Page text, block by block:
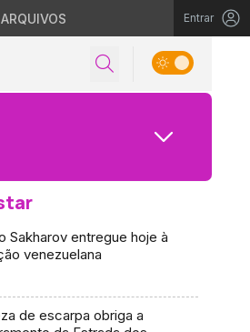
Entrar
Sakharov entregue hoje à
venezuelana
de escarpa obriga a